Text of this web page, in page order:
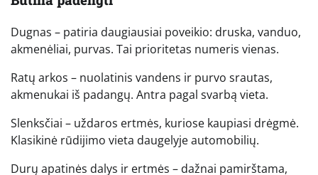
Dugnas – patiria daugiausiai poveikio: druska, vanduo,
akmenėliai, purvas. Tai prioritetas numeris vienas.
Ratų arkos – nuolatinis vandens ir purvo srautas,
akmenukai iš padangų. Antra pagal svarbą vieta.
Slenksčiai – uždaros ertmės, kuriose kaupiasi drėgmė.
Klasikinė rūdijimo vieta daugelyje automobilių.
Durų apatinės dalys ir ertmės – dažnai pamirštama,